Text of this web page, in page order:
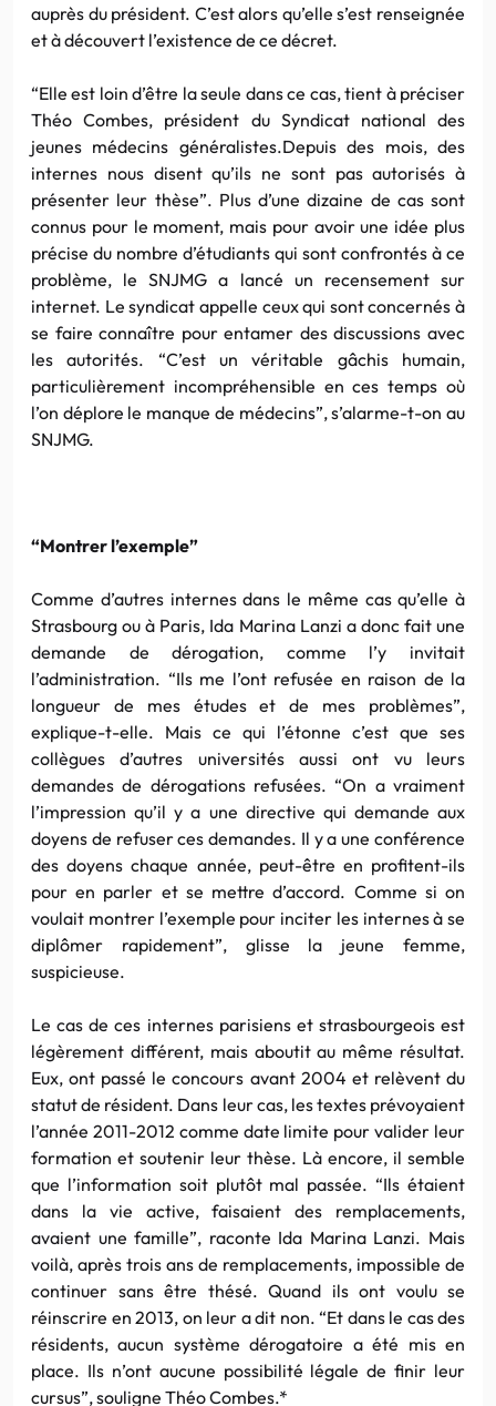
auprès du président. C’est alors qu’elle s’est renseignée
et à découvert l’existence de ce décret.
“Elle est loin d’être la seule dans ce cas, tient à préciser
Théo Combes, président du Syndicat national des
jeunes médecins généralistes.Depuis des mois, des
internes nous disent qu’ils ne sont pas autorisés à
présenter leur thèse”. Plus d’une dizaine de cas sont
connus pour le moment, mais pour avoir une idée plus
précise du nombre d’étudiants qui sont confrontés à ce
problème, le SNJMG a lancé un recensement sur
internet. Le syndicat appelle ceux qui sont concernés à
se faire connaître pour entamer des discussions avec
les autorités. “C’est un véritable gâchis humain,
particulièrement incompréhensible en ces temps où
l’on déplore le manque de médecins”, s’alarme-t-on au
SNJMG.
“Montrer l’exemple”
Comme d’autres internes dans le même cas qu’elle à
Strasbourg ou à Paris, Ida Marina Lanzi a donc fait une
demande de dérogation, comme l’y invitait
l’administration. “Ils me l’ont refusée en raison de la
longueur de mes études et de mes problèmes”,
explique-t-elle. Mais ce qui l’étonne c’est que ses
collègues d’autres universités aussi ont vu leurs
demandes de dérogations refusées. “On a vraiment
l’impression qu’il y a une directive qui demande aux
doyens de refuser ces demandes. Il y a une conférence
des doyens chaque année, peut-être en profitent-ils
pour en parler et se mettre d’accord. Comme si on
voulait montrer l’exemple pour inciter les internes à se
diplômer rapidement”, glisse la jeune femme,
suspicieuse.
Le cas de ces internes parisiens et strasbourgeois est
légèrement différent, mais aboutit au même résultat.
Eux, ont passé le concours avant 2004 et relèvent du
statut de résident. Dans leur cas, les textes prévoyaient
l’année 2011-2012 comme date limite pour valider leur
formation et soutenir leur thèse. Là encore, il semble
que l’information soit plutôt mal passée. “Ils étaient
dans la vie active, faisaient des remplacements,
avaient une famille”, raconte Ida Marina Lanzi. Mais
voilà, après trois ans de remplacements, impossible de
continuer sans être thésé. Quand ils ont voulu se
réinscrire en 2013, on leur a dit non. “Et dans le cas des
résidents, aucun système dérogatoire a été mis en
place. Ils n’ont aucune possibilité légale de finir leur
cursus”, souligne Théo Combes.*